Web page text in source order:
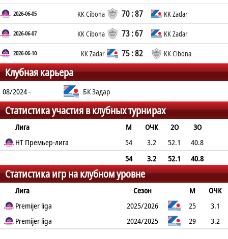
2026-06-05 KK Cibona 70 : 87 KK Zadar
2026-06-07 KK Cibona 73 : 67 KK Zadar
2026-06-10 KK Zadar 75 : 82 KK Cibona
Клубная карьера
08/2024 - БК Задар
Статистика участия в клубных турнирах
Лига М ОЧК 2О
3О
FT
REB AST ПФ
HT Премьер-лига 54 3.2 52.1
40.8
1.2
54 3.2 52.1
40.8
90.6
0.6 0.2 0.7 0.1 1.2
Статистика игр на клубном уровне
Лига Сезон М
ОЧК
2О
3О TO BLK ПФ
Premijer liga 2025/2026 25
3.1
66.7% 34.5% 88.9% 0.7 0.1 1.2
Premijer liga 2024/2025 29
3.2